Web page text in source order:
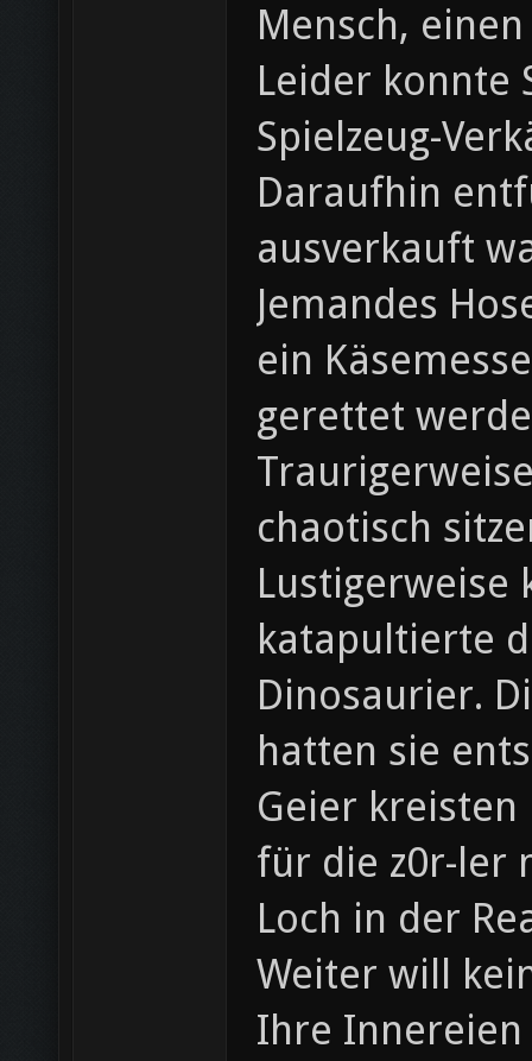
Mensch,
Leider konnte
Spielzeug-
Daraufhin
ausverkauft
Jemandes
ein
gerettet
chaotisch
Lustigerweise
katapultierte
Dinosaurier.
hatten sie
Geier
für die z0r-ler
Loch in der
Weiter will
Ihre Innereien